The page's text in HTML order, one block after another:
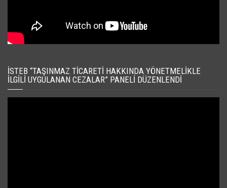
İSTEB “TAŞINMAZ TICARETI HAKKINDA YÖNETMELIKLE
İLGILI UYGULANAN CEZALAR” PANELI DÜZENLENDI